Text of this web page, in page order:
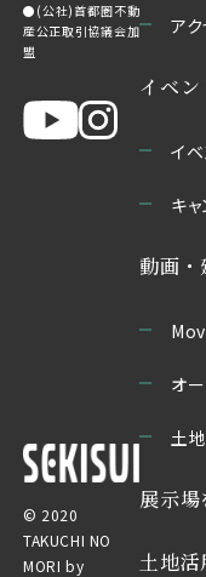
●(公社)首都圏不動
産公正取引協議会加
盟
© 2020
TAKUCHI NO
MORI by
ア
イベ
イ
キ
動画
オ
土
展示
土地